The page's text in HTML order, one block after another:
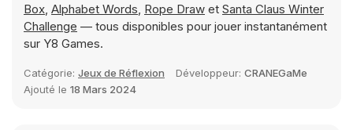
Box, Alphabet Words, Rope Draw et Santa Claus Winter
Challenge — tous disponibles pour jouer instantanément
sur Y8 Games.
Catégorie: Jeux de Réflexion Développeur: CRANEGaMe
Ajouté le 18 Mars 2024